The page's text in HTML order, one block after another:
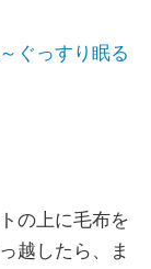
ぐっすり眠る
の上に毛布を
越したら、ま